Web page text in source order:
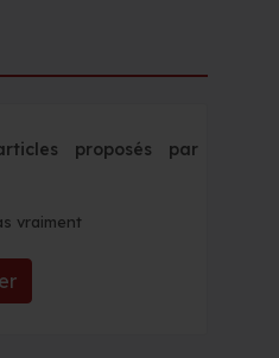
proposés par
vraiment